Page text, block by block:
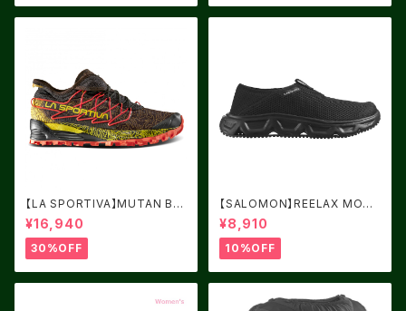
【LA SPORTIVA】MUTAN BL
ACK/YELLOW サイズ：41
¥16,940
30%OFF
【SALOMON】REELAX MOC
6.0 Black / Black / Alloy
¥8,910
10%OFF